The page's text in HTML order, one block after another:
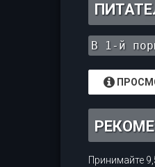
В 1-й
Принимайте